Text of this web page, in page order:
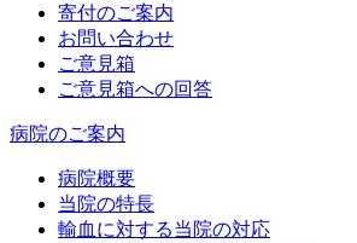
寄付のご案内
お問い合わせ
ご意見箱
ご意見箱への回答
病院のご案内
病院概要
当院の特長
輸血に対する当院の対応